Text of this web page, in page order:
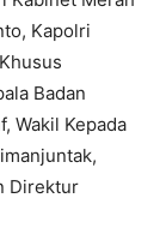
Kapolri
Badan
Wakil Kepada
Direktur